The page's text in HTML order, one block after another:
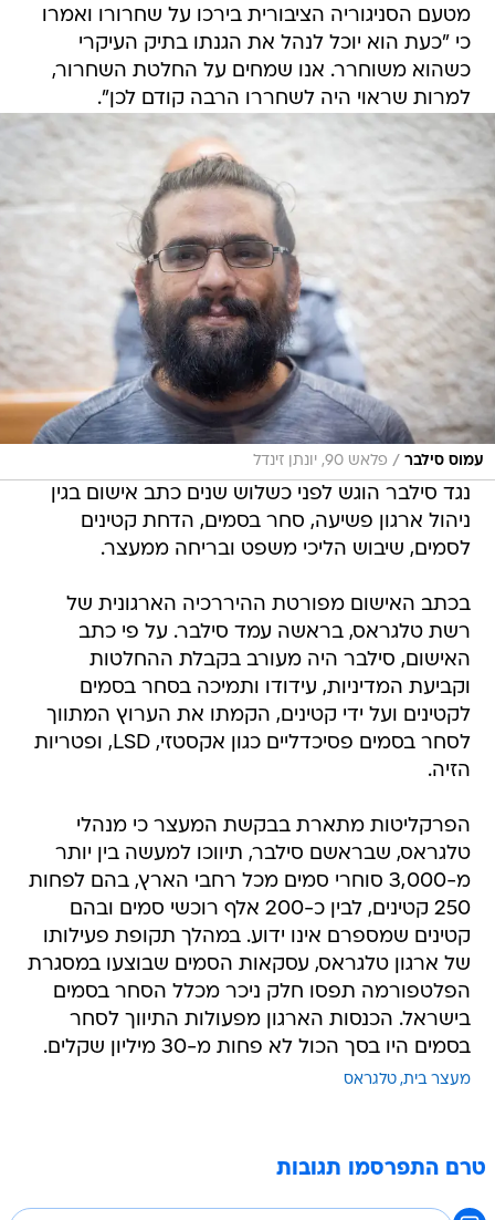
מטעם הסניגוריה הציבורית בירכו על שחרורו ואמרו
כי "כעת הוא יוכל לנהל את הגנתו בתיק העיקרי
כשהוא משוחרר. אנו שמחים על החלטת השחרור,
למרות שראוי היה לשחררו הרבה קודם לכן".
עמוס סילבר / פלאש 90, יונתן זינדל
נגד סילבר הוגש לפני כשלוש שנים כתב אישום בגין
ניהול ארגון פשיעה, סחר בסמים, הדחת קטינים
לסמים, שיבוש הליכי משפט ובריחה ממעצר.
בכתב האישום מפורטת ההיררכיה הארגונית של
רשת טלגראס, בראשה עמד סילבר. על פי כתב
האישום, סילבר היה מעורב בקבלת ההחלטות
וקביעת המדיניות, עידודו ותמיכה בסחר בסמים
לקטינים ועל ידי קטינים, הקמתו את הערוץ המתווך
לסחר בסמים פסיכדליים כגון אקסטזי, LSD, ופטריות
הזיה.
הפרקליטות מתארת בבקשת המעצר כי מנהלי
טלגראס, שבראשם סילבר, תיווכו למעשה בין יותר
מ-3,000 סוחרי סמים מכל רחבי הארץ, בהם לפחות
250 קטינים, לבין כ-200 אלף רוכשי סמים ובהם
קטינים שמספרם אינו ידוע. במהלך תקופת פעילותו
של ארגון טלגראס, עסקאות הסמים שבוצעו במסגרת
הפלטפורמה תפסו חלק ניכר מכלל הסחר בסמים
בישראל. הכנסות הארגון מפעולות התיווך לסחר
בסמים היו בסך הכול לא פחות מ-30 מיליון שקלים.
מעצר בית טלגראס
טרם התפרסמו תגובות